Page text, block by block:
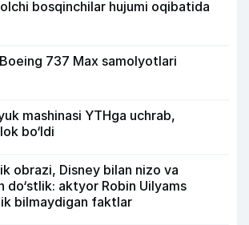
bosqinchilar hujumi oqibatida
737 Max samolyotlari
mashinasi YTHga uchrab,
bo‘ldi
obrazi, Disney bilan nizo va
do‘stlik: aktyor Robin Uilyams
bilmaydigan faktlar